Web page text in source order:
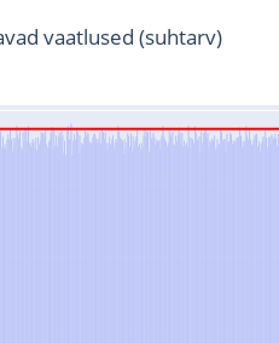
vaatlused (suhtarv)